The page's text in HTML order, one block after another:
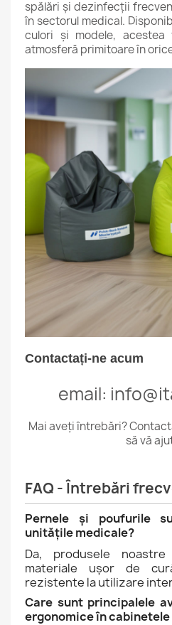
spălări și dezinfecții
în sectorul medical.
culori și modele,
atmosferă primitoare în
Contactați-ne acum
email:
Mai aveți întrebări?
să vă
FAQ - Întrebări
Pernele și poufurile
unitățile medicale?
Da, produsele
materiale ușor de
rezistente la utilizare
Care sunt principalele
ergonomice în